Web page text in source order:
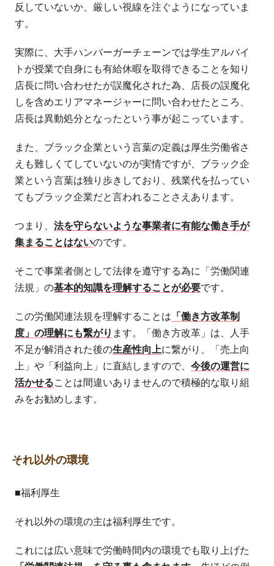
反していないか、厳しい視線を注ぐようになっていま
す。
実際に、大手ハンバーガーチェーンでは学生アルバイ
トが授業で自身にも有給休暇を取得できることを知り
店長に問い合わせたが誤魔化された為、店長の誤魔化
しを含めエリアマネージャーに問い合わせたところ、
店長は異動処分となったという事が起こっています。
また、ブラック企業という言葉の定義は厚生労働省さ
えも難しくてしていないのが実情ですが、ブラック企
業という言葉は独り歩きしており、残業代を払ってい
てもブラック企業だと言われることさえあります。
つまり、法を守らないような事業者に有能な働き手が
集まることはないのです。
そこで事業者側として法律を遵守する為に「労働関連
法規」の基本的知識を理解することが必要です。
この労働関連法規を理解することは 「働き方改革制
度」の理解にも繋がり ます。「働き方改革」は、人手
不足が解消された後の生産性向上に繋がり、「売上向
上」や「利益向上」に直結しますので、今後の運営に
活かせることは間違いありませんので積極的な取り組
みをお勧めします。
それ以外の環境
■福利厚生
それ以外の環境の主は福利厚生です。
これには広い意味で労働時間内の環境でも取り上げた